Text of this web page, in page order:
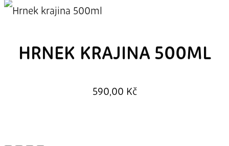
HRNEK KRAJINA 500ML
590,00 Kč